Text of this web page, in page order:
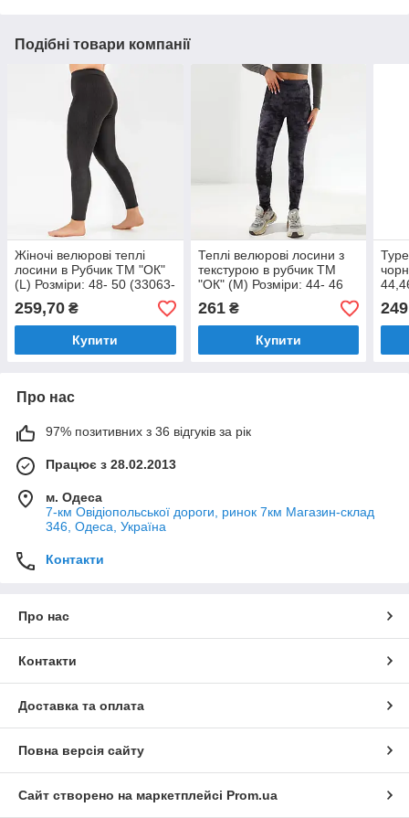
Подібні товари компанії
Жіночі велюрові теплі
лосини в Рубчик ТМ "ОК"
(L) Розміри: 48- 50 (33063-
3)
259,70 ₴
Купити
Теплі велюрові лосини з
текстурою в рубчик ТМ
"ОК" (M) Розміри: 44- 46
(33061-1)
261₴
Купити
249
Про нас
97% позитивних з 36 відгуків за рік
Працює з 28.02.2013
м. Одеса
7-км Овідіопольської дороги, ринок 7км Магазин-склад
346, Одеса, Україна
Контакти
Про нас
Контакти
Доставка та оплата
Повна версія сайту
Сайт створено на маркетплейсі Prom.ua